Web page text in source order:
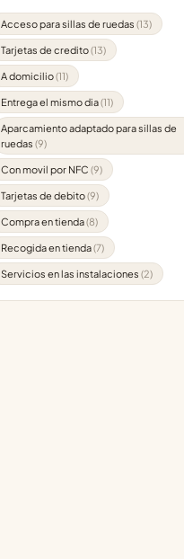
Acceso para sillas de ruedas (13)
Tarjetas de credito(13)
A domicilio(11)
Entrega el mismo dia(11)
Aparcamiento adaptado para sillas de
ruedas (9)
Con movil por NFC (9)
Tarjetas de debito(9)
Compra en tienda(8)
Recogida en tienda(7)
Servicios en las instalaciones (2)